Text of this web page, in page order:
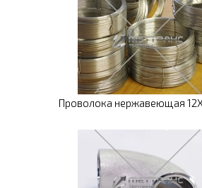
Проволока нержавеющая